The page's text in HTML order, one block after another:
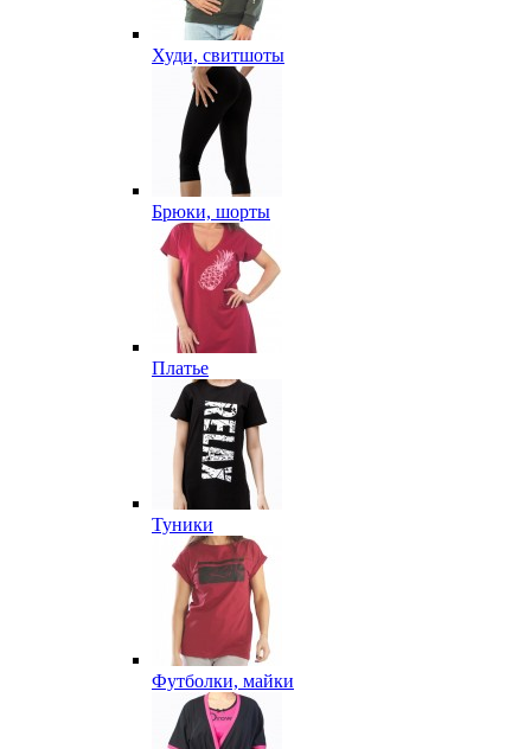
Худи, свитшоты
Брюки, шорты
Платье
Туники
Футболки, майки